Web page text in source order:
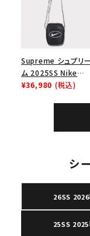
キーワードから探
ューズ ホワイト
Supreme シュプリー
ム 2025SS Nike
Leather Shoulder
¥36,980 (税込)
シ
26SS
25SS